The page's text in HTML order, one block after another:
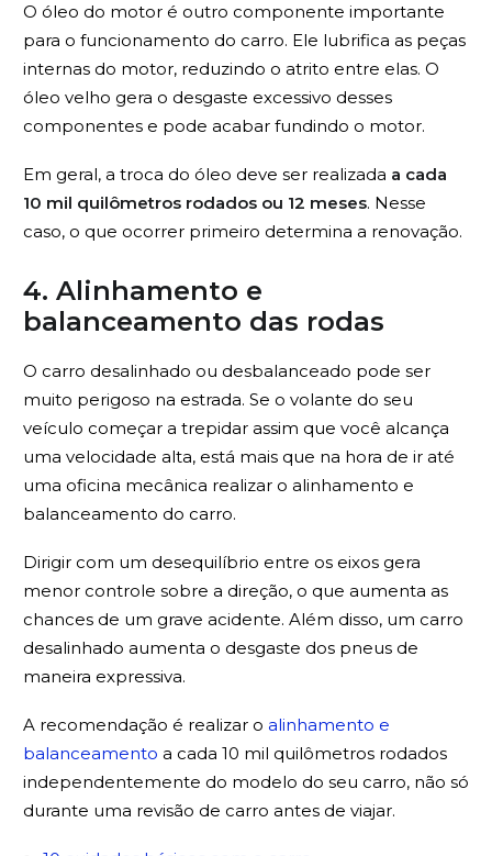
O óleo do motor é outro componente importante
para o funcionamento do carro. Ele lubrifica as peças
internas do motor, reduzindo o atrito entre elas. O
óleo velho gera o desgaste excessivo desses
componentes e pode acabar fundindo o motor.
Em geral, a troca do óleo deve ser realizada a cada
10 mil quilômetros rodados ou 12 meses. Nesse
caso, o que ocorrer primeiro determina a renovação.
4. Alinhamento e
balanceamento das rodas
O carro desalinhado ou desbalanceado pode ser
muito perigoso na estrada. Se o volante do seu
veículo começar a trepidar assim que você alcança
uma velocidade alta, está mais que na hora de ir até
uma oficina mecânica realizar o alinhamento e
balanceamento do carro.
Dirigir com um desequilíbrio entre os eixos gera
menor controle sobre a direção, o que aumenta as
chances de um grave acidente. Além disso, um carro
desalinhado aumenta o desgaste dos pneus de
maneira expressiva.
A recomendação é realizar o alinhamento e
balanceamento a cada 10 mil quilômetros rodados
independentemente do modelo do seu carro, não só
durante uma revisão de carro antes de viajar.